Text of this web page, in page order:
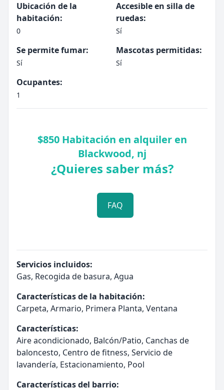
Ubicación de la
habitación:
0
Accesible en silla de
ruedas:
Sí
Se permite fumar:
Sí
Mascotas permitidas:
Sí
Ocupantes:
1
$850 Habitación en alquiler en
Blackwood, nj
¿Quieres saber más?
FAQ
Servicios incluidos:
Gas, Recogida de basura, Agua
Características de la habitación:
Carpeta, Armario, Primera Planta, Ventana
Características:
Aire acondicionado, Balcón/Patio, Canchas de
baloncesto, Centro de fitness, Servicio de
lavandería, Estacionamiento, Pool
Características del barrio: